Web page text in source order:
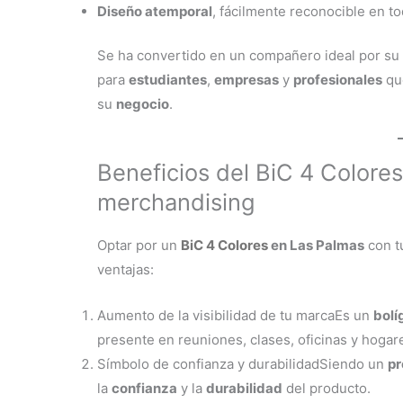
Diseño atemporal, fácilmente reconocible en
Se ha convertido en un compañero ideal por
para estudiantes, empresas y profesionales
su negocio.
Beneficios del BiC 4
merchandising
Optar por un BiC 4 Coloresen Las Palmas con
ventajas:
Aumento de la visibilidad de tu marcaEs un
presente en reuniones, clases, oficinas y
Símbolo de confianza y durabilidadSiendo un
la confianza y la durabilidad del producto.